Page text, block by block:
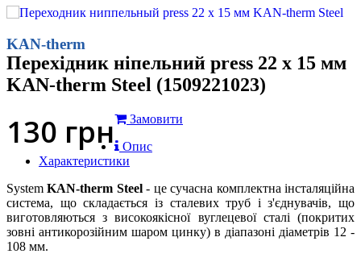
KAN-therm
Перехідник ніпельний press 22 x 15 мм
KAN-therm Steel (1509221023)
130 грн
Замовити
Опис
Характеристики
SystemKAN-therm Steel- це сучасна комплектна інсталяційна
система, що складається із сталевих труб і з'єднувачів, що
виготовляються з високоякісної вуглецевої сталі (покритих
зовні антикорозійним шаром цинку) в діапазоні діаметрів 12 -
108 мм.